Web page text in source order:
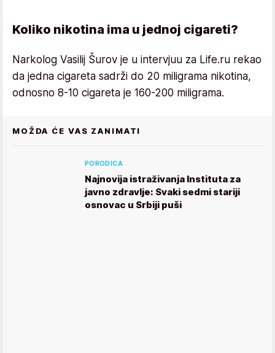
Koliko nikotina ima u jednoj cigareti?
Narkolog Vasilij Šurov je u intervjuu za Life.ru rekao
da jedna cigareta sadrži do 20 miligrama nikotina,
odnosno 8-10 cigareta je 160-200 miligrama.
MOŽDA ĆE VAS ZANIMATI
PORODICA
Najnovija istraživanja Instituta za
javno zdravlje: Svaki sedmi stariji
osnovac u Srbiji puši